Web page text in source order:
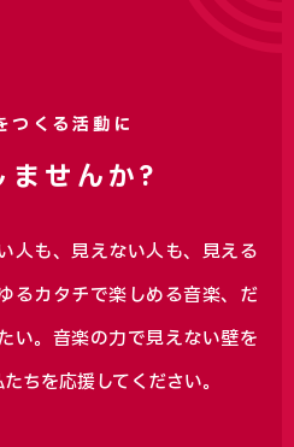
つくる活動に
ませんか?
人も、見えない人も、見える
カタチで楽しめる音楽、 だ
い。音楽の力で見えない壁を
ちを応援してください。